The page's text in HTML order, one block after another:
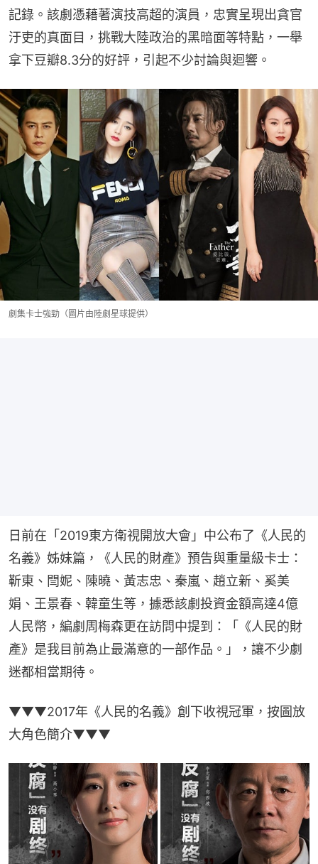
記錄。該劇憑藉著演技高超的演員，忠實呈現出貪官
汙吏的真面目，挑戰大陸政治的黑暗面等特點，一舉
拿下豆瓣8.3分的好評，引起不少討論與迴響。
劇集卡士強勁（圖片由陸劇星球提供）
日前在「2019東方衛視開放大會」中公布了《人民的
名義》姊妹篇，《人民的財產》預告與重量級卡士：
靳東、閆妮、陳曉、黃志忠、秦嵐、趙立新、奚美
娟、王景春、韓童生等，據悉該劇投資金額高達4億
人民幣，編劇周梅森更在訪問中提到：「《人民的財
產》是我目前為止最滿意的一部作品。」，讓不少劇
迷都相當期待。
▼▼▼2017年《人民的名義》創下收視冠軍，按圖放
大角色簡介▼▼▼